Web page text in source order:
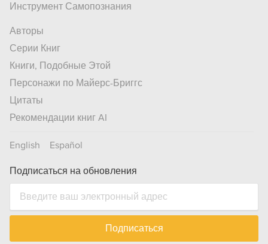
Инструмент Самопознания
Авторы
Серии Книг
Книги, Подобные Этой
Персонажи по Майерс-Бриггс
Цитаты
Рекомендации книг AI
English Español
Подписаться на обновления
Подписаться